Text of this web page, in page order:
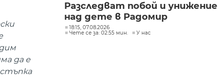
да е
Разследват побой и унижение
над дете в Радомир
18:15, 07.08.2026
Чете се за: 02:55 мин.
У нас